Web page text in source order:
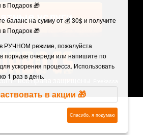
услуги
- все права защищены.
Подарок 🎁
баланс на сумму от 💰 30$ и получите
Подарок 🎁
РУЧНОМ режиме, пожалуйста
порядке очереди или напишите по
ускорения процесса. Использовать
1 раз в день.
в акции 🎁
Спасибо, я подумаю